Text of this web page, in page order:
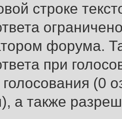
строке
форума.
при
(0
а также